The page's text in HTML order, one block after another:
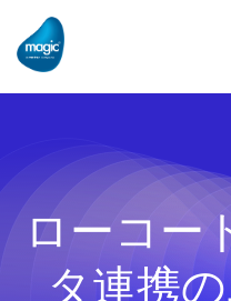
ローコー
タ連携